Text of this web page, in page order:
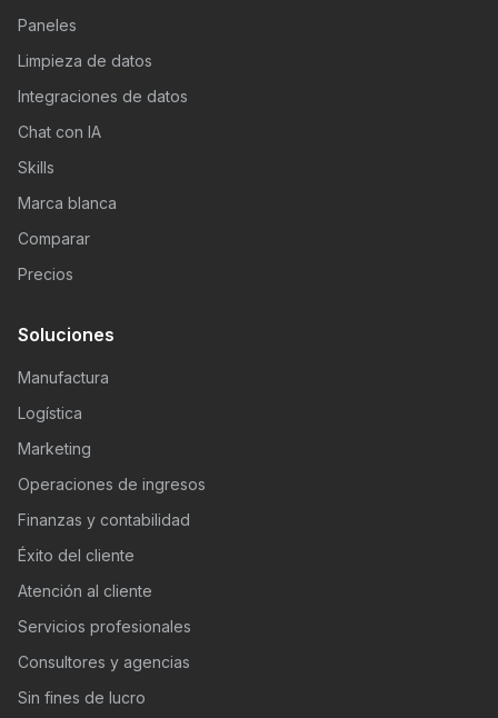
Paneles
Limpieza de datos
Integraciones de datos
Chat con IA
Skills
Marca blanca
Comparar
Precios
Soluciones
Manufactura
Logística
Marketing
Operaciones de ingresos
Finanzas y contabilidad
Éxito del cliente
Atención al cliente
Servicios profesionales
Consultores y agencias
Sin fines de lucro